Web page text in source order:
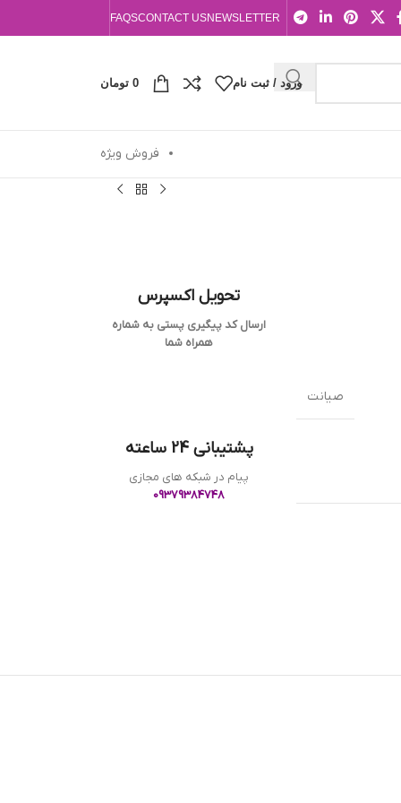
NEWSLETTER
CONTACT US
FAQS
ورود / ثبت نام 0 تومان
فروش ویژه
صیانت
تحویل اکسپرس
ارسال کد پیگیری پستی به شماره
همراه شما
پشتیبانی 24 ساعته
پیام در شبکه های مجازی
09379384748